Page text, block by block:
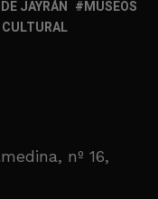
JAYRÁN
MUSEOS
nº 16,